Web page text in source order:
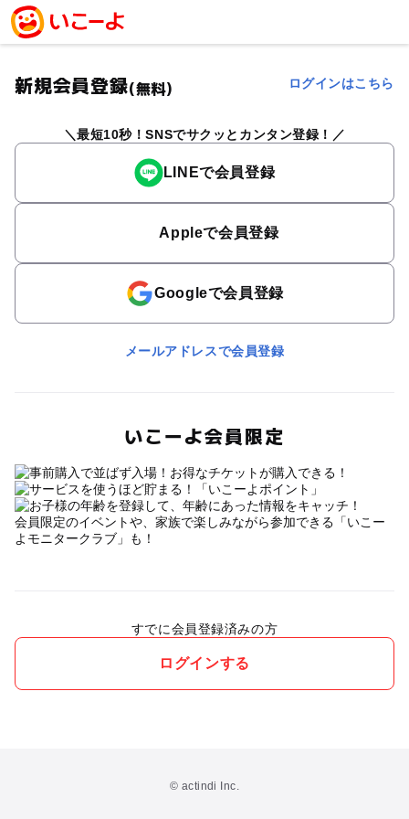
新規会員登録(無料) ログインはこちら
最短10秒！SNSでサクッとカンタン登録！
LINEで会員登録
Appleで会員登録
Googleで会員登録
メールアドレスで会員登録
いこーよ会員限定
会員限定のイベントや、家族で楽しみながら参加できる「いこー
よモニタークラブ」も！
すでに会員登録済みの方
ログインする
© actindi Inc.